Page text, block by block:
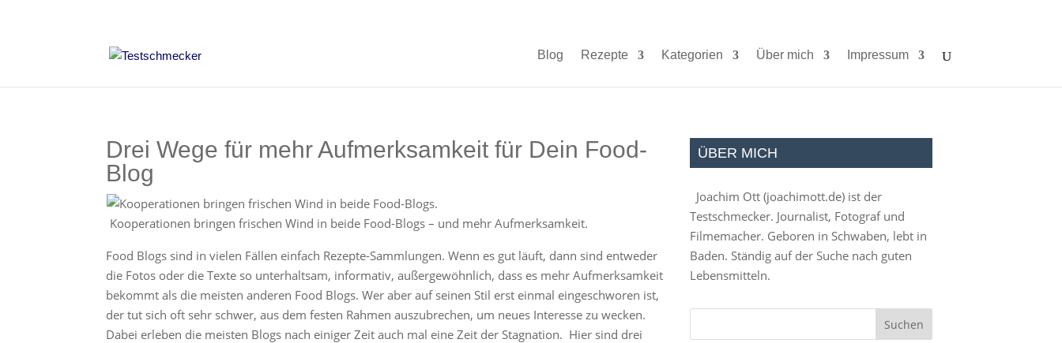
Blog Rezepte Kategorien Über mich Impressum
Drei Wege für mehr Aufmerksamkeit für Dein Food-
Blog
Kooperationen bringen frischen Wind in beide Food-Blogs – und mehr Aufmerksamkeit.
Food Blogs sind in vielen Fällen einfach Rezepte-Sammlungen. Wenn es gut läuft, dann sind entweder
die Fotos oder die Texte so unterhaltsam, informativ, außergewöhnlich, dass es mehr Aufmerksamkeit
bekommt als die meisten anderen Food Blogs. Wer aber auf seinen Stil erst einmal eingeschworen ist,
der tut sich oft sehr schwer, aus dem festen Rahmen auszubrechen, um neues Interesse zu wecken.
Dabei erleben die meisten Blogs nach einiger Zeit auch mal eine Zeit der Stagnation. Hier sind drei
ÜBER MICH
Joachim Ott (joachimott.de) ist der
Testschmecker. Journalist, Fotograf und
Filmemacher. Geboren in Schwaben, lebt in
Baden. Ständig auf der Suche nach guten
Lebensmitteln.